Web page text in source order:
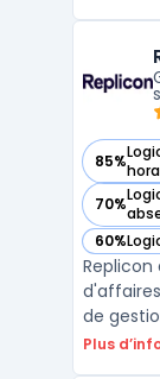
ainsi
temps r
85%
— voir
70%
— voir
60%
— voir
de
feuilles
Plus